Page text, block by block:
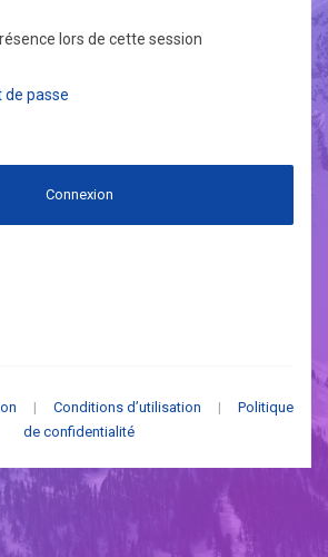
lors de cette session
de passe
Connexion
| Conditions d’utilisation |
Politique
de confidentialité